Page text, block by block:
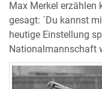
Max Merkel erzählen
gesagt: ´Du kannst
heutige Einstellung
Nationalmannschaft